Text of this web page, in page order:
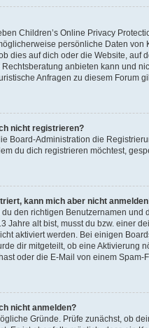
Children’s Online Privacy
persönliche Daten
dies auf dich oder die Website, auf
anbieten kann und
Anfragen zu diesem Forum
nicht registrieren?
Board-Administration die
du dich registrieren möchtest,
kann mich aber nicht
den richtigen Benutzernamen
Jahre alt bist, musst du bzw. einer
aktiviert werden. Bei einigen
dir mitgeteilt, ob eine Aktivierung
oder die E-Mail von einem
nicht anmelden?
Gründe. Prüfe zunächst, ob